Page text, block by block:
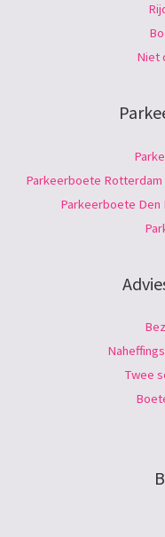
Niet
Parkeerboete
Parkeerboete Den
Twee